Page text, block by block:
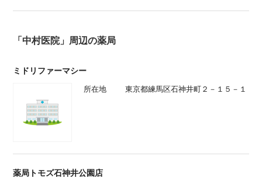
所在地
薬局トモズ石神井公園店
号MJYビル1階